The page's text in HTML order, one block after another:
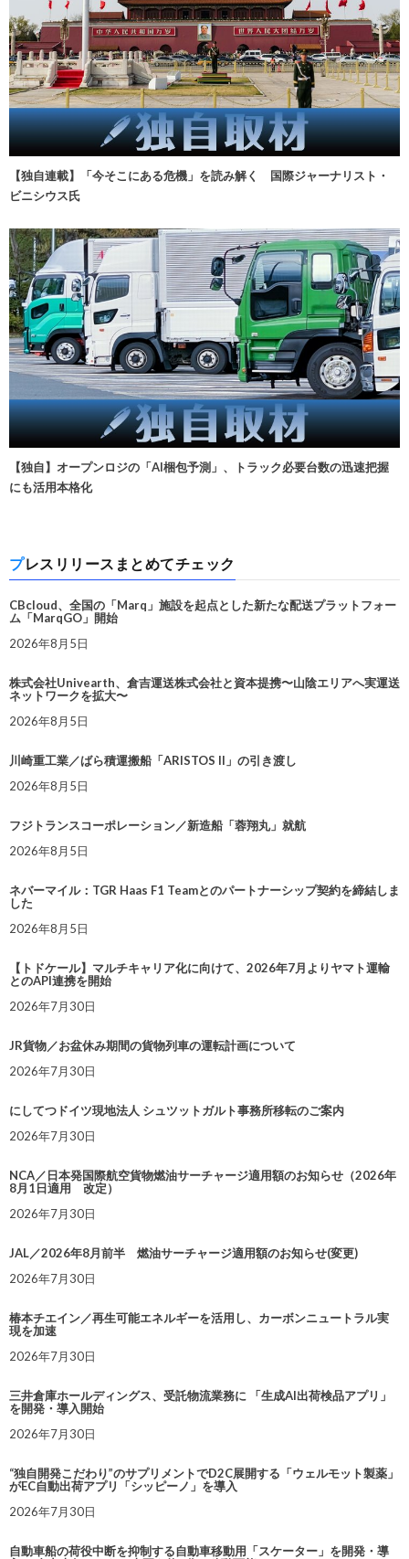
【独自連載】「今そこにある危機」を読み解く 国際ジャーナリスト・
ビニシウス氏
【独自】オープンロジの「AI梱包予測」、トラック必要台数の迅速把握
にも活用本格化
プレスリリースまとめてチェック
CBcloud、全国の「Marq」施設を起点とした新たな配送プラットフォー
ム「MarqGO」開始
2026年8月5日
株式会社Univearth、倉吉運送株式会社と資本提携〜山陰エリアへ実運送
ネットワークを拡大〜
2026年8月5日
川崎重工業／ばら積運搬船「ARISTOS II」の引き渡し
2026年8月5日
フジトランスコーポレーション／新造船「蓉翔丸」就航
2026年8月5日
ネバーマイル：TGR Haas F1 Teamとのパートナーシップ契約を締結しま
した
2026年8月5日
【トドケール】マルチキャリア化に向けて、2026年7月よりヤマト運輸
とのAPI連携を開始
2026年7月30日
JR貨物／お盆休み期間の貨物列車の運転計画について
2026年7月30日
にしてつドイツ現地法人 シュツットガルト事務所移転のご案内
2026年7月30日
NCA／日本発国際航空貨物燃油サーチャージ適用額のお知らせ（2026年
8月1日適用 改定）
2026年7月30日
JAL／2026年8月前半 燃油サーチャージ適用額のお知らせ(変更)
2026年7月30日
椿本チエイン／再生可能エネルギーを活用し、カーボンニュートラル実
現を加速
2026年7月30日
三井倉庫ホールディングス、受託物流業務に 「生成AI出荷検品アプリ」
を開発・導入開始
2026年7月30日
“独自開発こだわり”のサプリメントでD2C展開する「ウェルモット製薬」
がEC自動出荷アプリ「シッピーノ」を導入
2026年7月30日
自動車船の荷役中断を抑制する自動車移動用「スケーター」を開発・導